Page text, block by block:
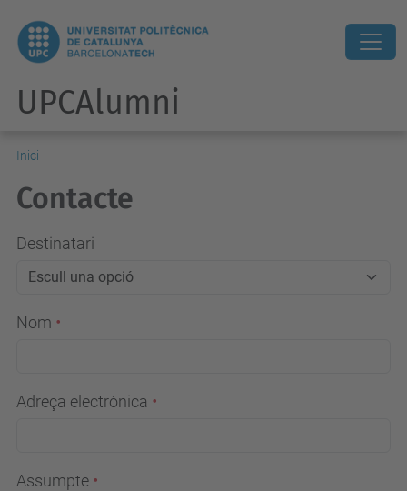
UPCAlumni
Inici
Contacte
Destinatari
Nom
Adreça electrònica
Assumpte